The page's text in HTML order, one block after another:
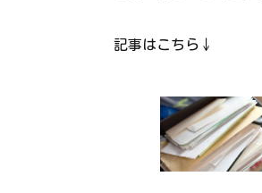
記事はこちら↓